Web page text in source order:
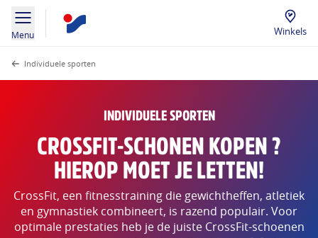
Menu Winkels
Individuele sporten
INDIVIDUELE SPORTEN
CROSSFIT-SCHONEN KOPEN ?
HIEROP MOET JE LETTEN!
CrossFit, een fitnesstraining die gewichtheffen, atletiek
en gymnastiek combineert, is razend populair. Voor
optimale prestaties heb je de juiste CrossFit-schoenen